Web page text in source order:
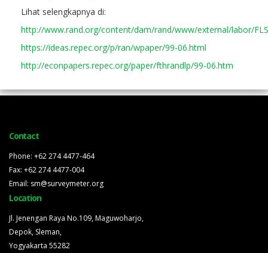
Lihat selengkapnya di:
http://www.rand.org/content/dam/rand/www/external/labor/
https://ideas.repec.org/p/ran/wpaper/99-06.html
http://econpapers.repec.org/paper/fthrandlp/99-06.htm
Contact
Phone: +62 274 4477-464
Fax: +62 274 4477-004
Email: sm@surveymeter.org
Location
Jl. Jenengan Raya No.109, Maguwoharjo,
Depok, Sleman,
Yogyakarta 55282